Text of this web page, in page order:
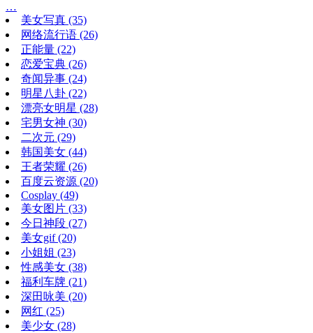
…
美女写真 (35)
网络流行语 (26)
正能量 (22)
恋爱宝典 (26)
奇闻异事 (24)
明星八卦 (22)
漂亮女明星 (28)
宅男女神 (30)
二次元 (29)
韩国美女 (44)
王者荣耀 (26)
百度云资源 (20)
Cosplay (49)
美女图片 (33)
今日神段 (27)
美女gif(20)
小姐姐 (23)
性感美女 (38)
福利车牌 (21)
深田咏美 (20)
网红 (25)
美少女 (28)